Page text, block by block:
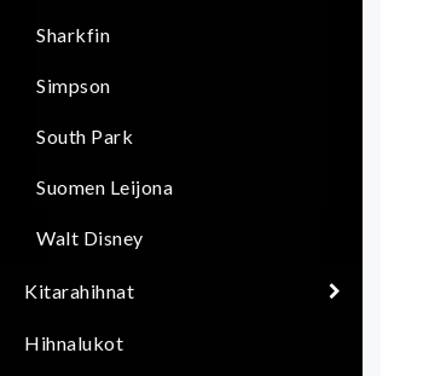
Sharkfin
Simpson
South Park
Suomen Leijona
Walt Disney
Kitarahihnat
Hihnalukot